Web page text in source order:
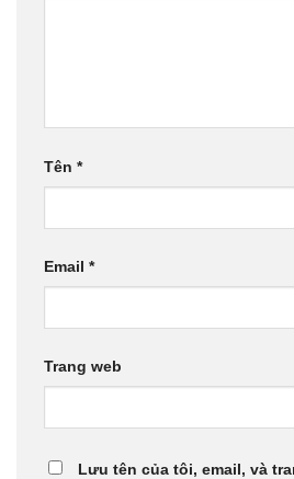
Tên *
Email *
Trang web
Lưu tên của tôi, email, và